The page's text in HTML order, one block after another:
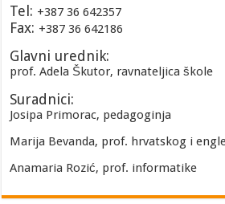
Tel: +387 36 642357
Fax: +387 36 642186
Glavni urednik:
prof. Adela Škutor, ravnateljica škole
Suradnici:
Josipa Primorac, pedagoginja
Marija Bevanda, prof. hrvatskog i
Anamaria Rozić, prof. informatike